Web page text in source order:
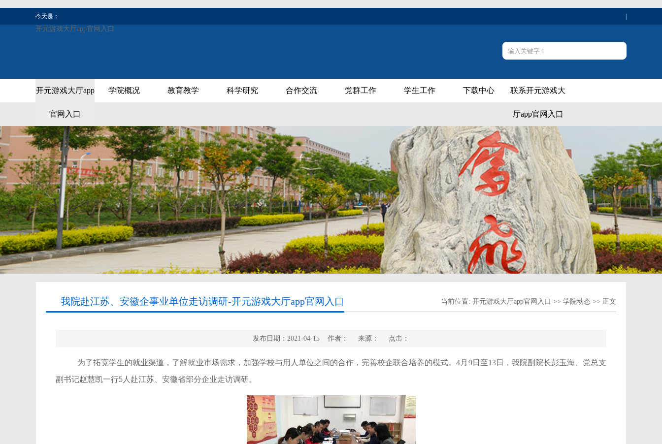
今天是：
开元游戏大厅app官网入口
开元游戏大厅app
官网入口
学院概况 教育教学 科学研究 合作交流 党群工作 学生工作 下载中心 联系开元游戏大
厅app官网入口
我院赴江苏、安徽企事业单位走访调研-开元游戏大厅app官网入口 当前位置: 开元游戏大厅app官网入口 >> 学院动态 >> 正文
发布日期：2021-04-15 作者： 来源： 点击：
为了拓宽学生的就业渠道，了解就业市场需求，加强学校与用人单位之间的合作，完善校企联合培养的模式。4月 9日至13日，我院副院长彭玉海、党总支
副书记赵慧凯一行5 人赴江苏、安徽省部分企业走访调研。